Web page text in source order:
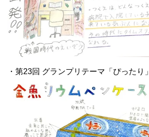
・第23回 グランプリテーマ「ぴったり」